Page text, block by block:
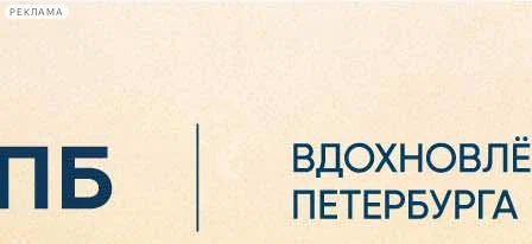
РЕКЛАМА
Сегодня:
2026.08.06
08:16